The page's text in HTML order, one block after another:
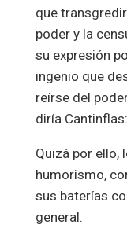
que
poder y la
su expresión
ingenio que
reírse del
diría
Quizá por ello,
humorismo,
sus baterías
general.